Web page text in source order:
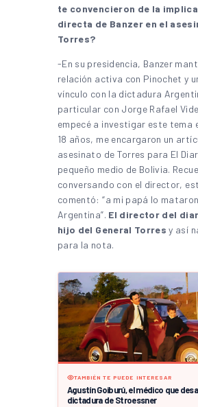
te convencieron de la
directa de Banzer en el
Torres?
-En su presidencia, Banzer
relación activa con Pinochet y
vínculo con la dictadura
particular con Jorge Rafael
empecé a investigar este tema
18 años, me encargaron un
asesinato de Torres para El
pequeño medio de Bolivia.
conversando con el director,
comentó: “a mi papá lo
Argentina”. El director del
hijo del General Torresy así
para la nota.
TAMBIÉN TE PUEDE INTERESAR
Agustín Goiburú, el médico que
dictadura de Stroessner